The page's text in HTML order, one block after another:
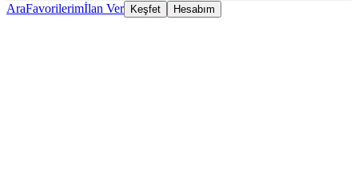
AraFavorilerimİlan Ver Keşfet Hesabım